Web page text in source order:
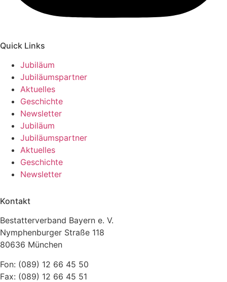
Quick Links
Jubiläum
Jubiläumspartner
Aktuelles
Geschichte
Newsletter
Jubiläum
Jubiläumspartner
Aktuelles
Geschichte
Newsletter
Kontakt
Bestatterverband Bayern e. V.
Nymphenburger Straße 118
80636 München
Fon: (089) 12 66 45 50
Fax: (089) 12 66 45 51